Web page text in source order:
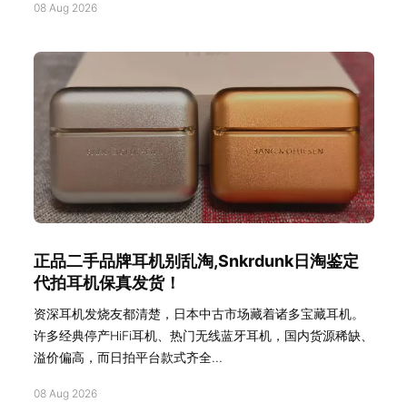
08 Aug 2026
正品二手品牌耳机别乱淘,Snkrdunk日淘鉴定
代拍耳机保真发货！
资深耳机发烧友都清楚，日本中古市场藏着诸多宝藏耳机。
许多经典停产HiFi耳机、热门无线蓝牙耳机，国内货源稀缺、
溢价偏高，而日拍平台款式齐全...
08 Aug 2026